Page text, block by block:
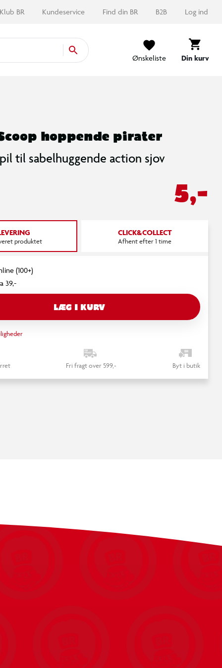
Klub BR Kundeservice Find din BR B2B Log ind
Ønskeliste Din kurv
hoppende pirater
til sabelhuggende action sjov
5,-
produktet
CLICK&COLLECT
Afhent efter 1 time
(100+)
39,-
LÆG I KURV
Fri fragt over 599,- Byt i butik